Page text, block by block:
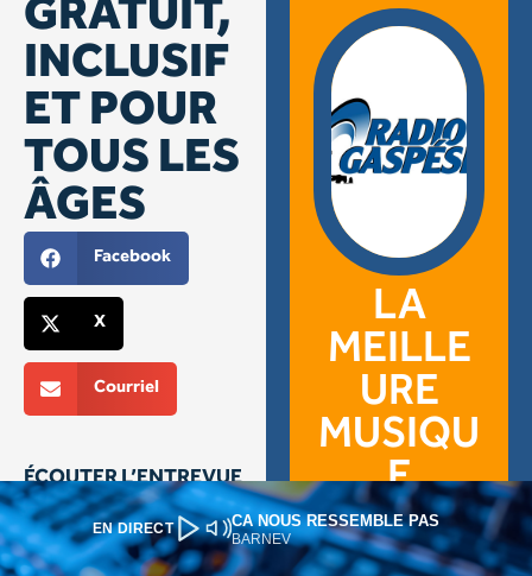
EN DIRECT CA NOUS RESSEMBLE PAS
BARNEV